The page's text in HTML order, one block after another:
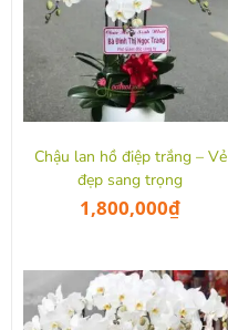
Chậu lan hồ điệp trắng – Vẻ
đẹp sang trọng
1,800,000₫